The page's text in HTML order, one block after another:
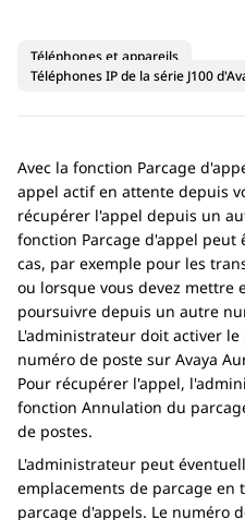
Téléphones et appareils
Téléphones IP de la série J100
Avec la fonction Parcage
appel actif en attente depuis
récupérer l'appel depuis un
fonction Parcage d'appel
cas, par exemple pour les
ou lorsque vous devez mettre
poursuivre depuis un autre
L'administrateur doit activer
numéro de poste sur Avaya
Pour récupérer l'appel,
fonction Annulation du
de postes.
L'administrateur peut
emplacements de parcage en
parcage d'appels. Le numéro